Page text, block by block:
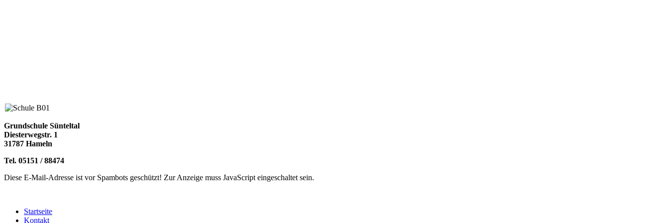
Grundschule Sünteltal
Diesterwegstr. 1
31787 Hameln
Tel. 05151 / 88474
Diese E-Mail-Adresse ist vor Spambots geschützt! Zur Anzeige muss JavaScript eingeschaltet sein.
Startseite
Kontakt